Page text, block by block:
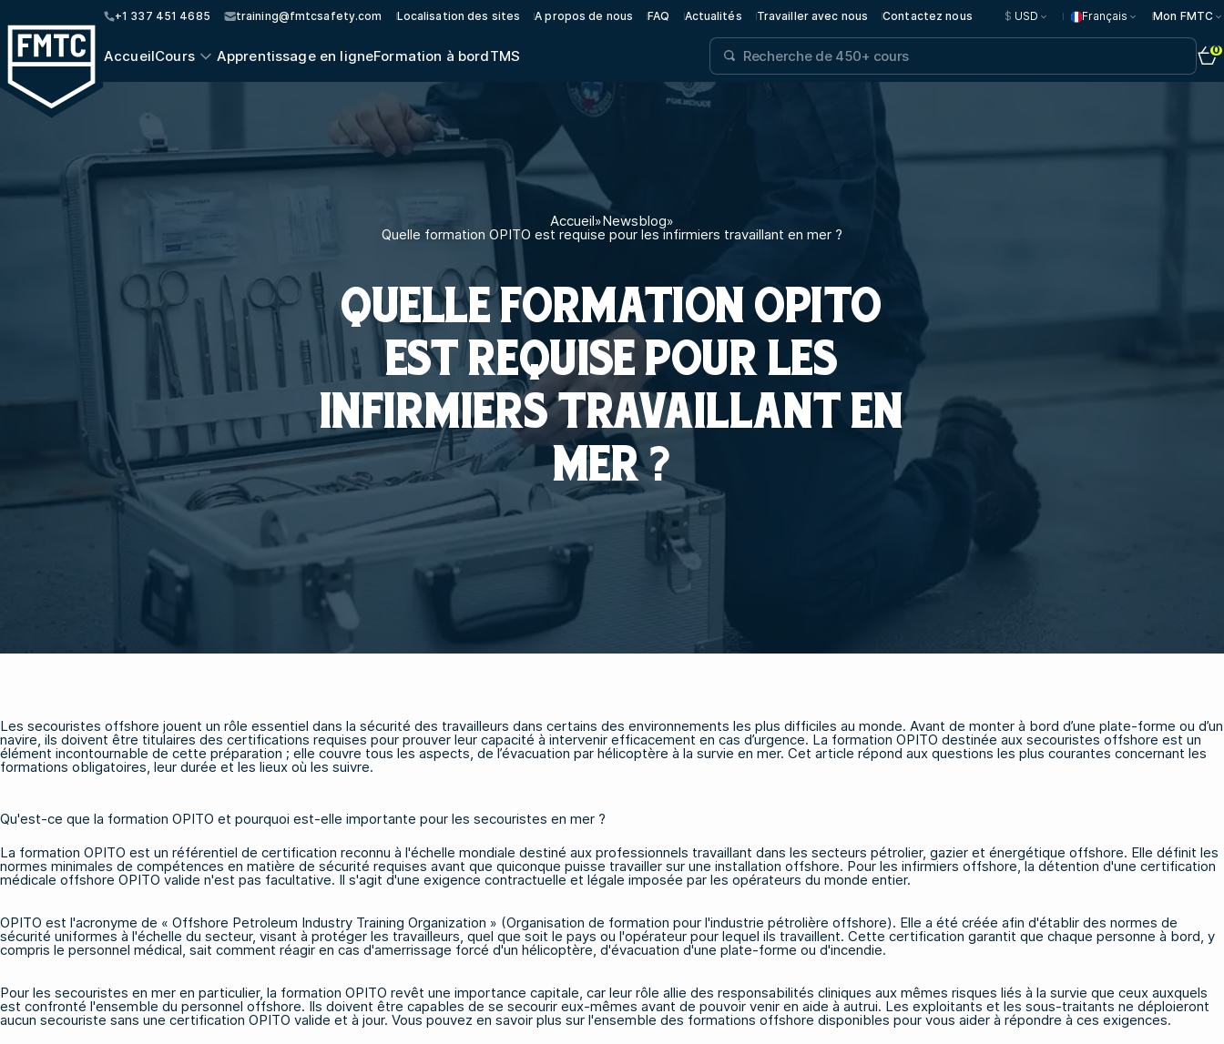
+1 337 451 4685 training@fmtcsafety.com Localisation des sites A propos de nous FAQ Actualités Travailler avec nous Contactez nous $ USD Français Mon FMTC
AccueilCours Apprentissage en ligneFormation à bordTMS 0
Accueil»Newsblog»
Quelle formation OPITO est requise pour les infirmiers travaillant en mer ?
QUELLE FORMATION OPITO
EST REQUISE POUR LES
INFIRMIERS TRAVAILLANT EN
MER ?
Les secouristes offshore jouent un rôle essentiel dans la sécurité des travailleurs dans certains des environnements les plus difficiles au monde. Avant de monter à bord d’une plate-forme ou d’un
navire, ils doivent être titulaires des certifications requises pour prouver leur capacité à intervenir efficacement en cas d’urgence. La formation OPITO destinée aux secouristes offshore est un
élément incontournable de cette préparation ; elle couvre tous les aspects, de l’évacuation par hélicoptère à la survie en mer. Cet article répond aux questions les plus courantes concernant les
formations obligatoires, leur durée et les lieux où les suivre.
Qu'est-ce que la formation OPITO et pourquoi est-elle importante pour les secouristes en mer ?
La formation OPITO est un référentiel de certification reconnu à l'échelle mondiale destiné aux professionnels travaillant dans les secteurs pétrolier, gazier et énergétique offshore. Elle définit les
normes minimales de compétences en matière de sécurité requises avant que quiconque puisse travailler sur une installation offshore. Pour les infirmiers offshore, la détention d'une certification
médicale offshore OPITO valide n'est pas facultative. Il s'agit d'une exigence contractuelle et légale imposée par les opérateurs du monde entier.
OPITO est l'acronyme de « Offshore Petroleum Industry Training Organization » (Organisation de formation pour l'industrie pétrolière offshore). Elle a été créée afin d'établir des normes de
sécurité uniformes à l'échelle du secteur, visant à protéger les travailleurs, quel que soit le pays ou l'opérateur pour lequel ils travaillent. Cette certification garantit que chaque personne à bord, y
compris le personnel médical, sait comment réagir en cas d'amerrissage forcé d'un hélicoptère, d'évacuation d'une plate-forme ou d'incendie.
Pour les secouristes en mer en particulier, la formation OPITO revêt une importance capitale, car leur rôle allie des responsabilités cliniques aux mêmes risques liés à la survie que ceux auxquels
est confronté l'ensemble du personnel offshore. Ils doivent être capables de se secourir eux-mêmes avant de pouvoir venir en aide à autrui. Les exploitants et les sous-traitants ne déploieront
aucun secouriste sans une certification OPITO valide et à jour. Vous pouvez en savoir plus sur l'ensemble des formations offshore disponibles pour vous aider à répondre à ces exigences.